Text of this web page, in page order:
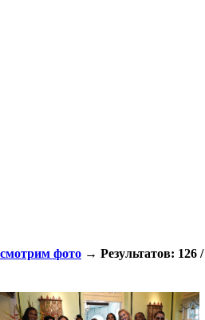
смотрим фото → Результатов: 126 /